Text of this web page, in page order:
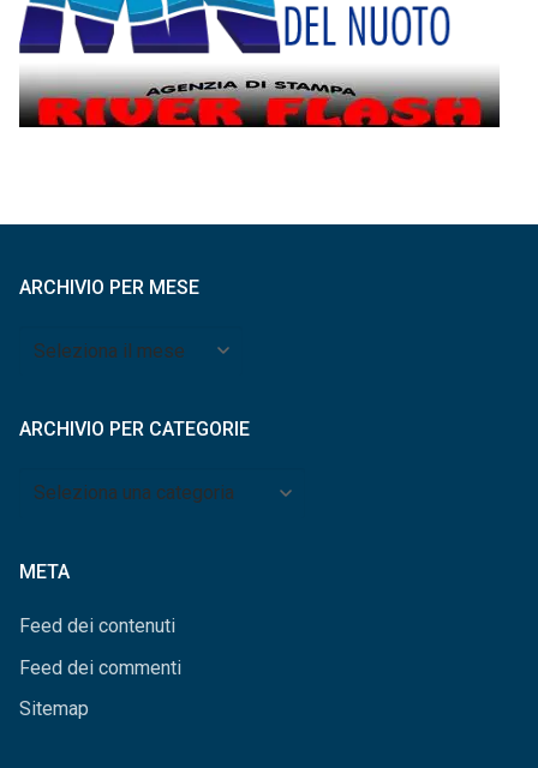
ARCHIVIO PER MESE
Archivio
ARCHIVIO PER CATEGORIE
Archivio
META
Feed dei contenuti
Feed dei commenti
Sitemap